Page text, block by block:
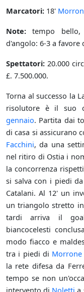
Marcatori: 18'
Note: tempo bello,
d'angolo: 6-3 a favore
Spettatori: 20.000
£. 7.500.000.
Torna al successo la
risolutore è il suo
gennaio. Partita dai
di casa si assicurano
Facchini, da una
nel ritiro di Ostia i
la concorrenza
si salva con i piedi
Catalani. Al 12' un
un triangolo stretto
tardi arriva il goal
biancocelesti
modo fiacco e
tra i piedi di Morrone
la rete difesa da
tempo se non